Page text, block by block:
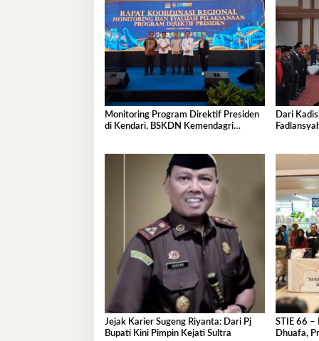
Monitoring Program Direktif Presiden
di Kendari, BSKDN Kemendagri
Dari
Jejak Karier Sugeng Riyanta: Dari Pj
Bupati Kini Pimpin Kejati Sultra
STIE 66 –
Dhuafa,